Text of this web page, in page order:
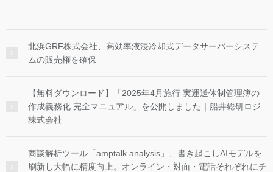
北浜GRF株式会社、高効率液浸冷却式データサーバーシステ
ムの販売権を確保
【無料ダウンロード】「2025年4月施行 実運送体制管理簿の
作成義務化 完全マニュアル」を公開しました｜船井総研ロジ
株式会社
商談解析ツール「amptalk analysis」、書き起こしAIモデルを
刷新し大幅に精度向上。オンライン・対面・電話それぞれにチ